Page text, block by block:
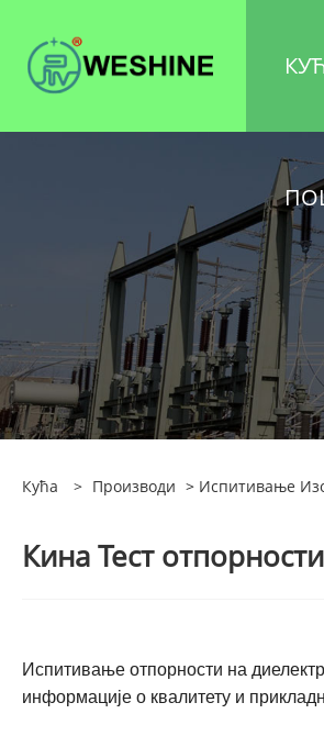
Кућа > Производи > Испитивање
Кина Тест
Испитивање отпорности на
информације о квалитету и